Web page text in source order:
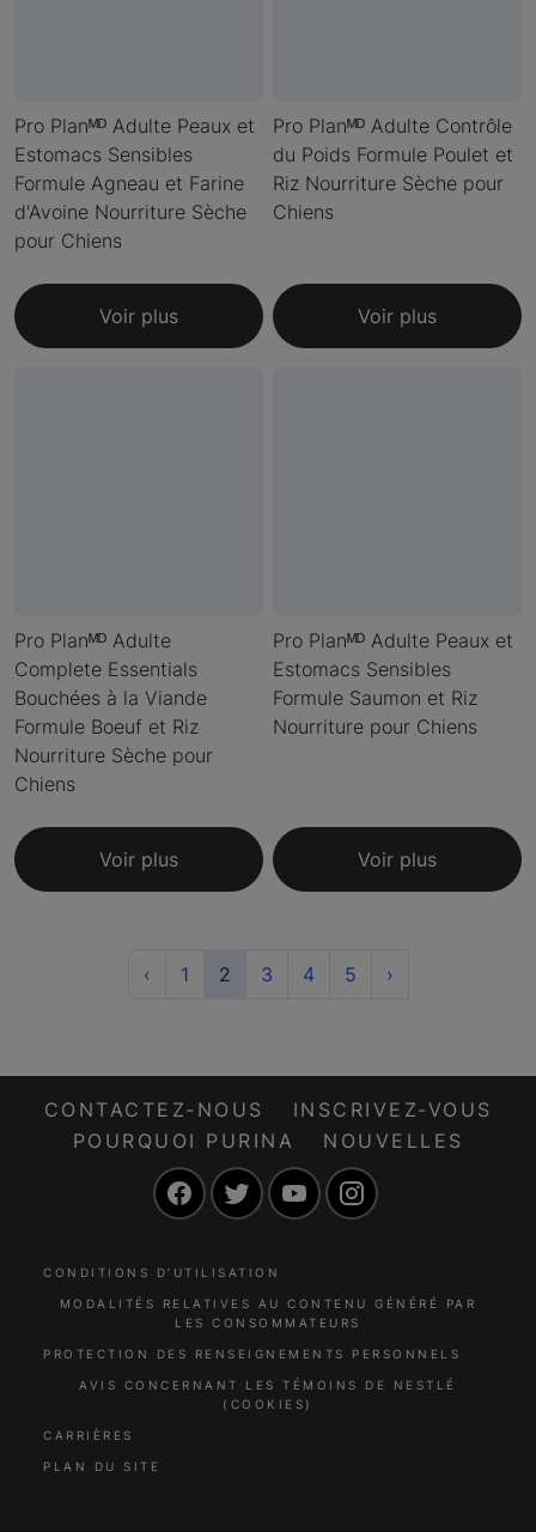
Pro Planᴹᴰ Adulte Peaux et
Estomacs Sensibles
Formule Agneau et Farine
d'Avoine Nourriture Sèche
pour Chiens
Voir plus
Pro Planᴹᴰ Adulte Contrôle
du Poids Formule Poulet et
Riz Nourriture Sèche pour
Chiens
Voir plus
Pro Planᴹᴰ Adulte
Complete Essentials
Bouchées à la Viande
Formule Boeuf et Riz
Nourriture Sèche pour
Chiens
Voir plus
Pro Planᴹᴰ Adulte Peaux et
Estomacs Sensibles
Formule Saumon et Riz
Nourriture pour Chiens
Voir plus
‹Previous
1 2(current)
3 4 5 ›Next
CONTACTEZ-NOUS
INSCRIVEZ-VOUS
POURQUOI PURINA
NOUVELLES
FacebookTwitter YouTube
CONDITIONS D’UTILISATION
MODALITÉS RELATIVES AU CONTENU GÉNÉRÉ PAR
LES CONSOMMATEURS
PROTECTION DES RENSEIGNEMENTS PERSONNELS
AVIS CONCERNANT LES TÉMOINS DE NESTLÉ
(COOKIES)
CARRIÈRES
PLAN DU SITE